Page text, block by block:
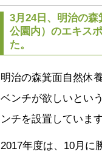
3月24日、明治の
公園内）のエキス
た。
明治の森箕面自然休
ベンチが欲しいとい
ンチを設置していま
2017年度は、10月に